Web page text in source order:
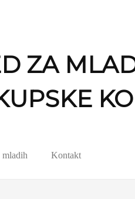
ZA
mladih Kontakt